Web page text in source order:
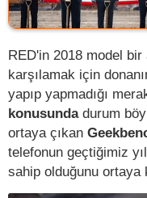
RED'in 2018 model bir
karşılamak için
yapıp yapmadığı
konusundadurum
ortaya çıkan
telefonun geçtiğimiz
sahip olduğunu ortaya